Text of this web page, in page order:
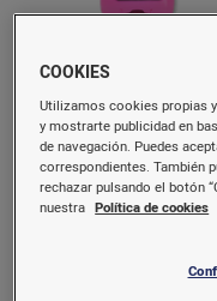
Si-oat 50%
2,5 l
4,99 €/u.(2,00 €/l)
Comprar
COOKIES
Utilizamos cookies propias
y mostrarte publicidad en
de navegación. Puedes
correspondientes. También
rechazar pulsando el botón
nuestra Política de cookies